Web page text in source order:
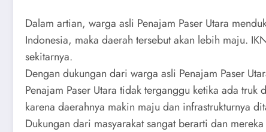
Dalam artian, warga asli Penajam Paser Utara
Indonesia, maka daerah tersebut akan lebih maju.
sekitarnya.
Dengan dukungan dari warga asli Penajam Paser
Penajam Paser Utara tidak terganggu ketika ada
karena daerahnya makin maju dan infrastrukturnya
Dukungan dari masyarakat sangat berarti dan